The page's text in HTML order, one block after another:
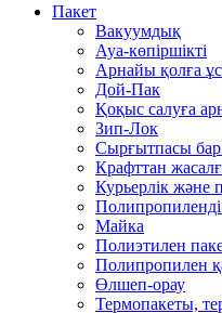
Пакет
Вакуумдық
Ауа-көпіршікті
Арнайы қолға
Дой-Пак
Қоқыс салуға
Зип-Лок
Сырғытпасы бар
Крафттан
Курьерлік және
Майка
Полиэтилен
Полипропилен
Өлшеп-орау
Термопакеты,